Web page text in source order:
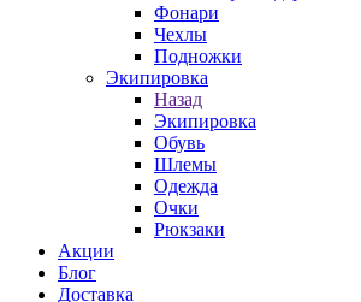
Фонари
Чехлы
Подножки
Экипировка
Назад
Экипировка
Обувь
Шлемы
Одежда
Очки
Рюкзаки
Акции
Блог
Доставка